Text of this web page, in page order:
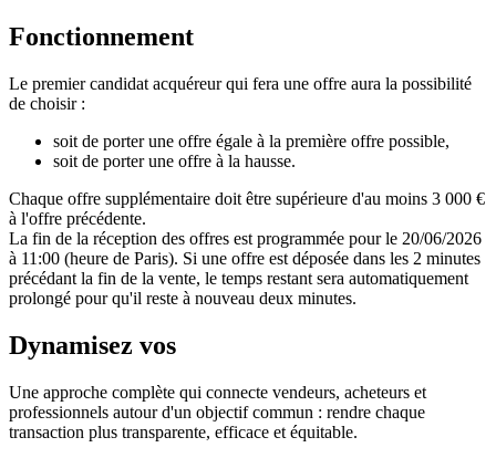
Fonctionnement
Le premier candidat acquéreur qui fera une offre aura la possibilité
de choisir :
soit de porter une offre égale à la première offre possible,
soit de porter une offre à la hausse.
Chaque offre supplémentaire doit être supérieure d'au moins 3 000 €
à l'offre précédente.
La fin de la réception des offres est programmée pour le 20/06/2026
à 11:00 (heure de Paris). Si une offre est déposée dans les 2 minutes
précédant la fin de la vente, le temps restant sera automatiquement
prolongé pour qu'il reste à nouveau deux minutes.
Dynamisez vos
Une approche complète qui connecte vendeurs, acheteurs et
professionnels autour d'un objectif commun : rendre chaque
transaction plus transparente, efficace et équitable.